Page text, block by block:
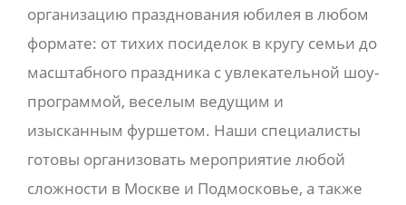
организацию празднования юбилея в любом
формате: от тихих посиделок в кругу семьи до
масштабного праздника с увлекательной шоу-
программой, веселым ведущим и
изысканным фуршетом. Наши специалисты
готовы организовать мероприятие любой
сложности в Москве и Подмосковье, а также